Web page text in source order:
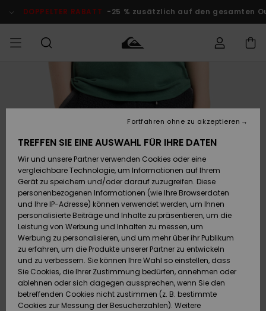
Produktinformation
DOPPELTER RABATT -25 % zusätzlich auf den gesamten
Accessoires
Schuhe&
Flip-Flops
Surf
Snow
Brandneu
Accessoires
Schuhe&
Flip-Flops
Surf
Snow
Brandneu
FRAUEN
Brandneu
Highlights
Snow
SURF
Männer
Kinder
Highlights
Community
SNOW
Männer
Snow Shop
Kinder
Snow Shop
Damen
Highlights
Community
DOPPELTER
RABATT
Herren
KINDER
Outlet
Frauen
HILFE & KONTAKT
Bestellung
zugreifen
Retouren
Bezahlung
Geschenkkarte
Quiksilver
Freedom
Datenschutz
TREFFEN SIE EINE AUSWAHL FÜR IHRE DATEN
Wir und unsere Partner verwenden Cookies oder eine
vergleichbare Technologie, um Informationen auf Ihrem
Gerät zu speichern und/oder darauf zuzugreifen. Diese
personenbezogenen Informationen (wie Ihre Browserdaten
und Ihre IP-Adresse) können verwendet werden, um Ihnen
personalisierte Beiträge und Inhalte zu präsentieren, um die
Leistung von Werbung und Inhalten zu messen, um
Werbung zu personalisieren, und um mehr über ihr Publikum
zu erfahren, um die Produkte unserer Partner zu entwickeln
und zu verbessern. Sie können Ihre Wahl so einstellen, dass
Sie Cookies, die Ihrer Zustimmung bedürfen, annehmen oder
ablehnen oder sich dagegen aussprechen, wenn Sie den
betreffenden Cookies nicht zustimmen (z. B. bestimmte
Cookies zur Messung der Besucherzahlen). Weitere
Fortfahren ohne zu akzeptieren